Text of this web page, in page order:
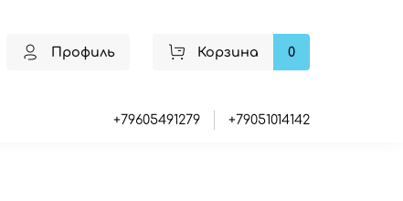
Профиль Корзина 0
+79605491279 +79051014142